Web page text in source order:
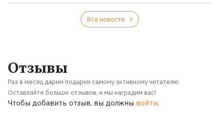
Все новости
Отзывы
Раз в месяц дарим подарки самому активному читателю.
Оставляйте больше отзывов, и мы наградим вас!
Чтобы добавить отзыв, вы должны войти.